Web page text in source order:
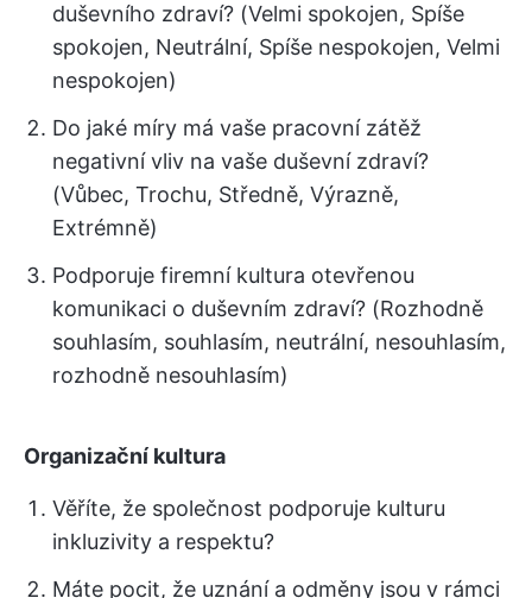
duševního zdraví? (Velmi spokojen, Spíše
spokojen, Neutrální, Spíše nespokojen, Velmi
nespokojen)
Do jaké míry má vaše pracovní zátěž
negativní vliv na vaše duševní zdraví?
(Vůbec, Trochu, Středně, Výrazně,
Extrémně)
Podporuje firemní kultura otevřenou
komunikaci o duševním zdraví? (Rozhodně
souhlasím, souhlasím, neutrální, nesouhlasím,
rozhodně nesouhlasím)
Organizační kultura
Věříte, že společnost podporuje kulturu
inkluzivity a respektu?
Máte pocit, že uznání a odměny jsou v rámci